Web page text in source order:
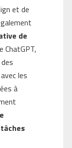
et de
de
ChatGPT,
les
à